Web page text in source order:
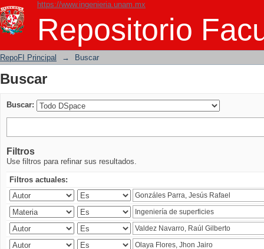
https://www.ingenieria.unam.mx
Repositorio
Buscar
RepoFI Principal → Buscar
Buscar
Buscar:
Filtros
Use filtros para refinar sus resultados.
Filtros actuales: